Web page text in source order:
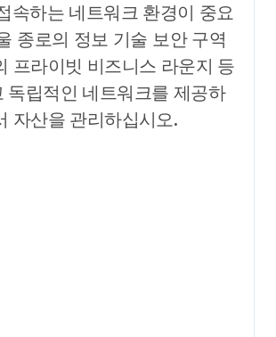
속하는 네트워크 환경이 중요
종로의 정보 기술 보안 구역
프라이빗 비즈니스 라운지 등
독립적인 네트워크를 제공하
자산을 관리하십시오.